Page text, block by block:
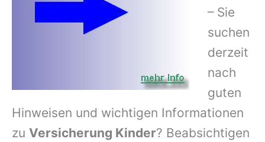
– Sie
suchen
derzeit
nach
guten
Hinweisen und wichtigen Informationen
zu Versicherung Kinder? Beabsichtigen